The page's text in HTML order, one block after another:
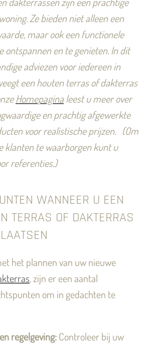
Ze bieden niet alleen een
maar ook een functionele
en te genieten. In dit
adviezen voor iedereen in
een houten terras of dakterras
Homepaginaleest u meer over
en prachtig afgewerkte
voor realistische prijzen. (Om
klanten te waarborgen kunt u
referenties.)
WANNEER U EEN
TERRAS OF DAKTERRAS
het plannen van uw nieuwe
, zijn er een aantal
om in gedachten te
regelgeving:Controleer bij uw